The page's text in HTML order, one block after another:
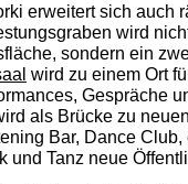
erweitert sich auch
wird
sondern ein
wird zu einem Ort
Gespräche
als Brücke zu
Bar, Dance
und Tanz neue